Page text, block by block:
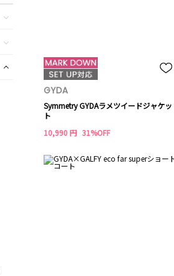
GYDA
Symmetry GYDAラメツイードジャケッ
ト
10,990 円 31%OFF